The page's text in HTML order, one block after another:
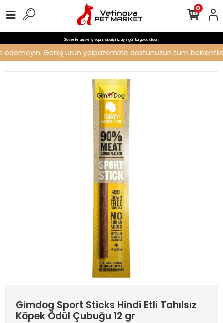
Güvenle alışveriş yapın, siparişiniz aynı gün kargo'da olsun!
Geniş ürün yelpazemizle dostunuzun tüm
0
Gimdog Sport Sticks Hindi Etli Tahılsız
Köpek Ödül Çubuğu 12 gr